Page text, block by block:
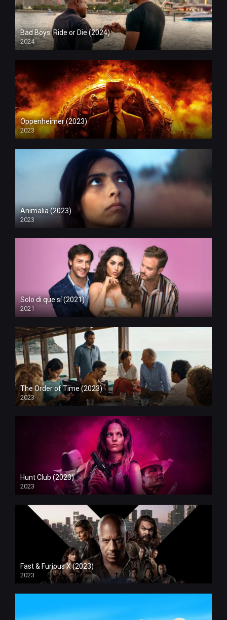
Bad Boys: Ride or Die (2024)
2024
Oppenheimer (2023)
2023
Animalia (2023)
2023
Solo di que sí (2021)
2021
The Order of Time (2023)
2023
Hunt Club (2023)
2023
Fast & Furious X (2023)
2023